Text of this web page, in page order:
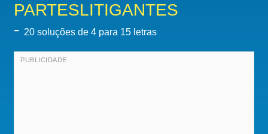
PARTESLITIGANTES
- 20 soluções de 4 para 15 letras